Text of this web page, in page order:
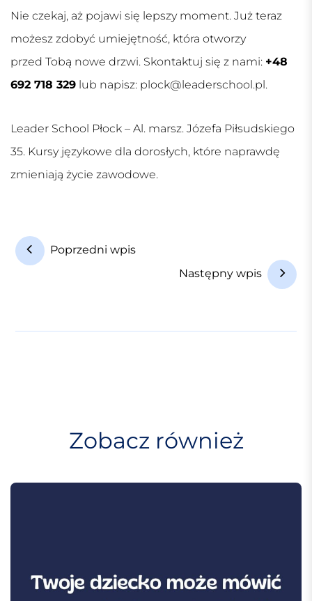
Nie czekaj, aż pojawi się lepszy moment. Już teraz
możesz zdobyć umiejętność, która otworzy
przed Tobą nowe drzwi. Skontaktuj się z nami: +48
692 718 329 lub napisz: plock@leaderschool.pl.
Leader School Płock – Al. marsz. Józefa Piłsudskiego
35. Kursy językowe dla dorosłych, które naprawdę
zmieniają życie zawodowe.
N
a
g
s
Poprzedni wpis
Następny wpis
Zobacz również